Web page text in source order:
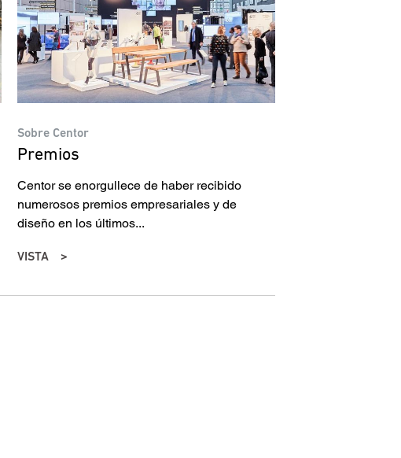
Sobre Centor
Premios
Centor se enorgullece de haber recibido
numerosos premios empresariales y de
diseño en los últimos...
VISTA